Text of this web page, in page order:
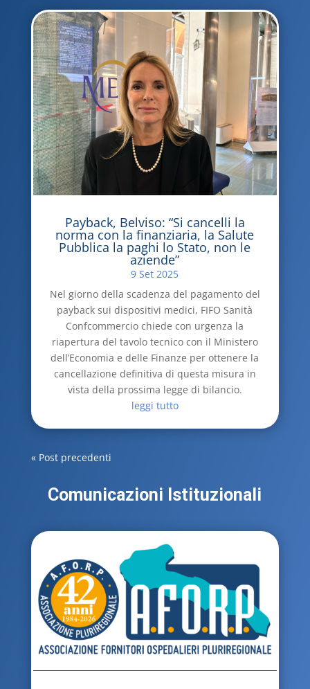
Payback, Belviso: “Si cancelli la
norma con la finanziaria, la Salute
Pubblica la paghi lo Stato, non le
aziende”
9 Set 2025
Nel giorno della scadenza del pagamento del
payback sui dispositivi medici, FIFO Sanità
Confcommercio chiede con urgenza la
riapertura del tavolo tecnico con il Ministero
dell’Economia e delle Finanze per ottenere la
cancellazione definitiva di questa misura in
vista della prossima legge di bilancio.
leggi tutto
« Post precedenti
Comunicazioni Istituzionali